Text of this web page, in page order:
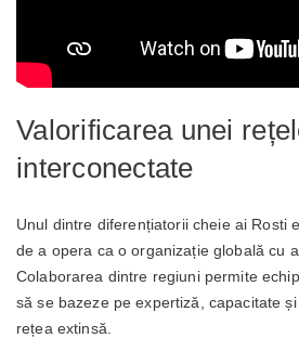
Valorificarea unei
interconectate
Unul dintre diferențiatorii cheie ai Rosti
de a opera ca o organizație globală cu
Colaborarea dintre regiuni permite
să se bazeze pe expertiză, capacitate
rețea extinsă.